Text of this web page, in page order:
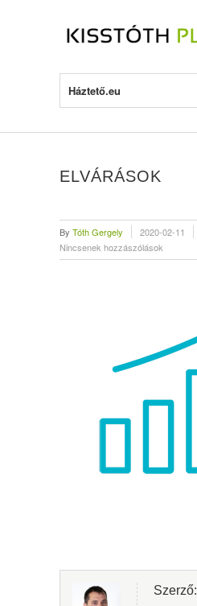
Háztető.eu
ELVÁRÁSOK
By Tóth Gergely
2020-02-11
Nincsenek hozzászólások
Szerző: